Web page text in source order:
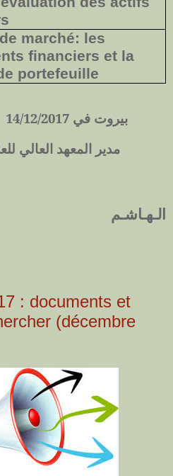
marché: les
financiers et la
portefeuille
بيروت في 14/12/2017
مدير المعهد العالي
الـهـاشـم
: documents et
(décembre